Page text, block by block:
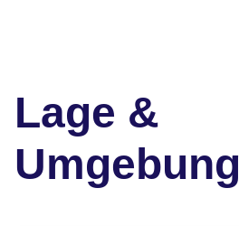
Lage &
Umgebung